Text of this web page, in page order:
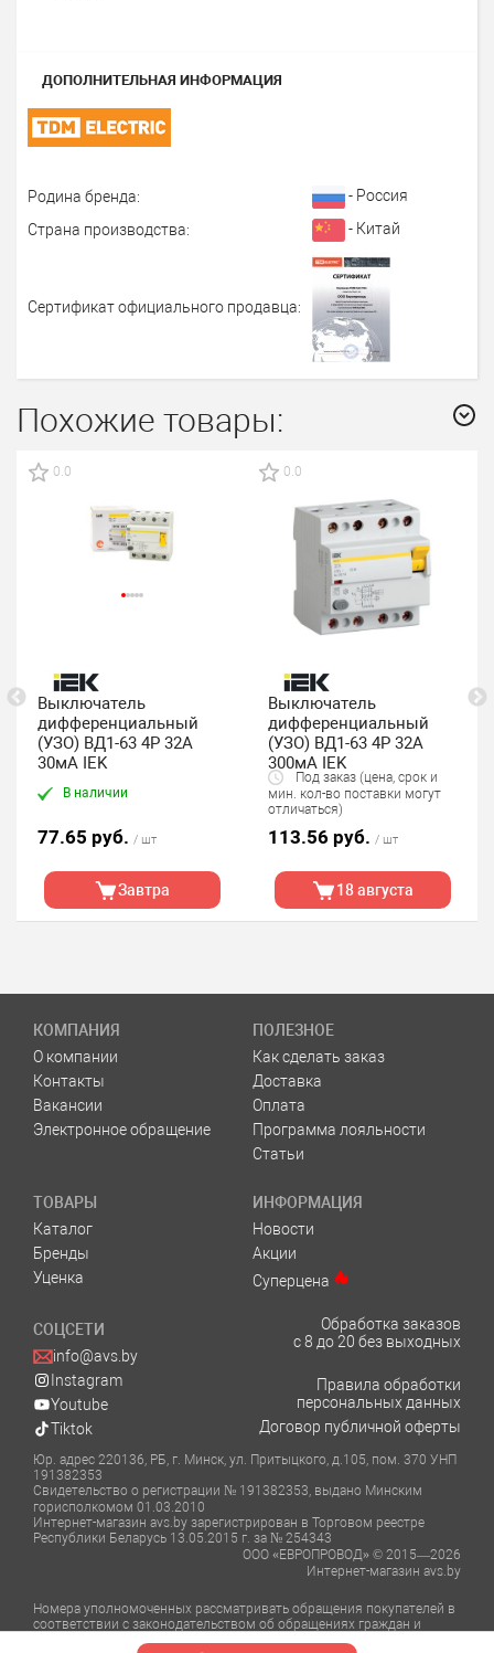
ДОПОЛНИТЕЛЬНАЯ ИНФОРМАЦИЯ
Родина бренда:
- Россия
Страна производства:
- Китай
Сертификат официального продавца:
Похожие товары:
0.0
Выключатель
дифференциальный
(УЗО) ВД1-63 4Р 32А
30мА IEK
В наличии
77.65 руб. / шт
Завтра
0.0
Выключатель
дифференциальный
(УЗО) ВД1-63 4Р 32А
300мА IEK
Под заказ (цена, срок и
мин. кол-во поставки могут
отличаться)
113.56 руб. / шт
18 августа
КОМПАНИЯ
О компании
Контакты
Вакансии
Электронное обращение
ПОЛЕЗНОЕ
Как сделать заказ
Доставка
Оплата
Программа лояльности
Статьи
ТОВАРЫ
Каталог
Бренды
Уценка
ИНФОРМАЦИЯ
Новости
Акции
Суперцена
СОЦСЕТИ
info@avs.by
Instagram
Youtube
Tiktok
Обработка заказов
с 8 до 20 без выходных
Правила обработки
персональных данных
Договор публичной оферты
Юр. адрес 220136, РБ, г. Минск, ул. Притыцкого, д.105, пом. 370 УНП
191382353
Свидетельство о регистрации № 191382353, выдано Минским
горисполкомом 01.03.2010
Интернет-магазин avs.by зарегистрирован в Торговом реестре
Республики Беларусь 13.05.2015 г. за № 254343
ООО «ЕВРОПРОВОД» © 2015—2026
Интернет-магазин avs.by
Номера уполномоченных рассматривать обращения покупателей в
соответствии с законодательством об обращениях граждан и
юридических лиц: